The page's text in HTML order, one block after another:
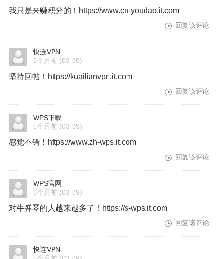
我只是来赚积分的！https://www.cn-youdao.it.com
回复该评论
快连VPN
5个月前 (03-08)
坚持回帖！https://kuailianvpn.it.com
回复该评论
WPS下载
5个月前 (03-09)
感觉不错！https://www.zh-wps.it.com
回复该评论
WPS官网
5个月前 (03-09)
对牛弹琴的人越来越多了！https://s-wps.it.com
回复该评论
快连VPN